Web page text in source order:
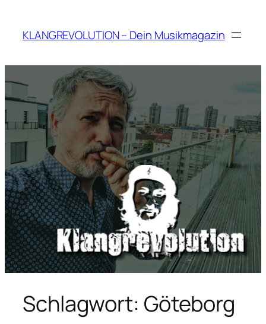
springen
KLANGREVOLUTION – Dein Musikmagazin
Schlagwort: Göteborg